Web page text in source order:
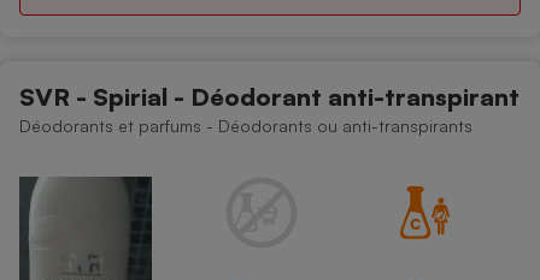
SVR - Spirial - Déodorant anti-transpirant
Déodorants et parfums - Déodorants ou anti-transpirants